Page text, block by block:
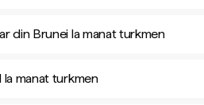
din Brunei la manat turkmen
la manat turkmen